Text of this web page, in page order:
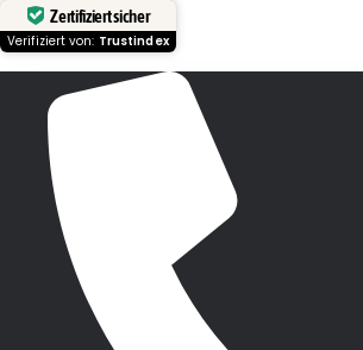
Zertifiziert sicher
Verifiziert von: Trustindex